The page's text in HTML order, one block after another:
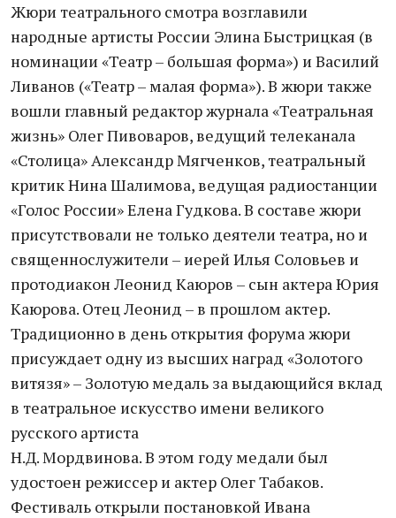
Жюри театрального смотра возглавили
народные артисты России Элина Быстрицкая (в
номинации «Театр – большая форма») и Василий
Ливанов («Театр – малая форма»). В жюри также
вошли главный редактор журнала «Театральная
жизнь» Олег Пивоваров, ведущий телеканала
«Столица» Александр Мягченков, театральный
критик Нина Шалимова, ведущая радиостанции
«Голос России» Елена Гудкова. В составе жюри
присутствовали не только деятели театра, но и
священнослужители – иерей Илья Соловьев и
протодиакон Леонид Каюров – сын актера Юрия
Каюрова. Отец Леонид – в прошлом актер.
Традиционно в день открытия форума жюри
присуждает одну из высших наград «Золотого
витязя» – Золотую медаль за выдающийся вклад
в театральное искусство имени великого
русского артиста
Н.Д. Мордвинова. В этом году медали был
удостоен режиссер и актер Олег Табаков.
Фестиваль открыли постановкой Ивана